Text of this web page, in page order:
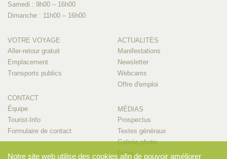
Samedi : 9h00 – 16h00
Dimanche : 11h00 – 16h00
VOTRE VOYAGE
Aller-retour gratuit
Emplacement
Transports publics
CONTACT
Équipe
Tourist-Info
Formulaire de contact
ACTUALITÉS
Manifestations
Newsletter
Webcams
Offre d'emploi
MÉDIAS
Prospectus
Textes généraux
Galerie photo
Films
Notre site web utilise des cookies afin de pouvoir améliorer